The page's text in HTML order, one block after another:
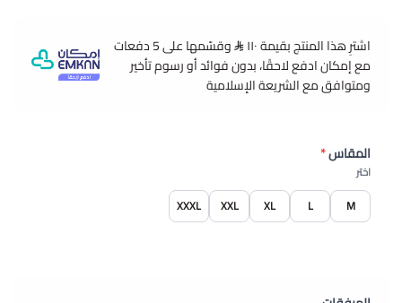
اشترِ هذا المنتج بقيمة ١١٠
وقسّمها على 5 دفعات
مع إمكان ادفع لاحقًا، بدون فوائد أو رسوم تأخير
ومتوافق مع الشريعة الإسلامية
المقاس*
اختر
M
L
XL
XXL
XXXL